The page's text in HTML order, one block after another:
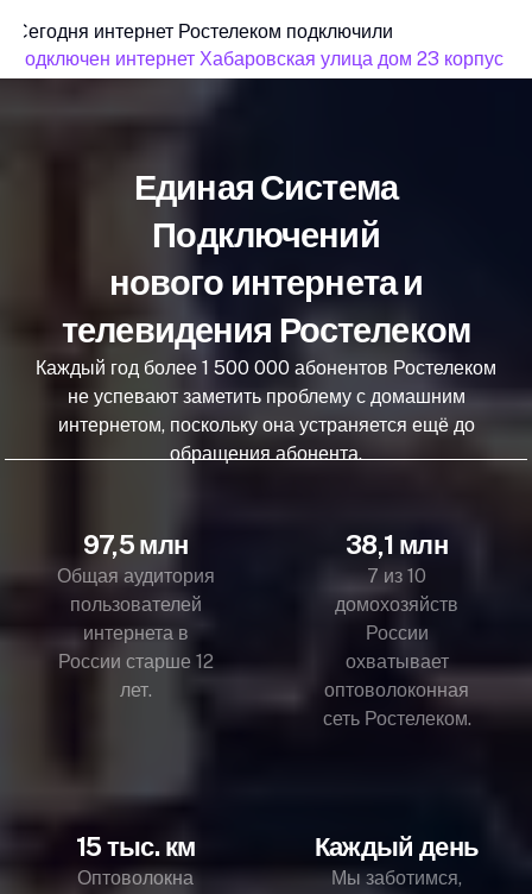
Сегодня интернет Ростелеком подключили
подключен интернет Хабаровская улица дом 23 корпус 1
Единая Система
Подключений
нового интернета и
телевидения Ростелеком
Каждый год более 1 500 000 абонентов Ростелеком
не успевают заметить проблему с домашним
интернетом, поскольку она устраняется ещё до
обращения абонента.
97,5 млн
Общая аудитория
пользователей
интернета в
России старше 12
лет.
38,1 млн
7 из 10
домохозяйств
России
охватывает
оптоволоконная
сеть Ростелеком.
15 тыс. км
Оптоволокна
Каждый день
Мы заботимся,